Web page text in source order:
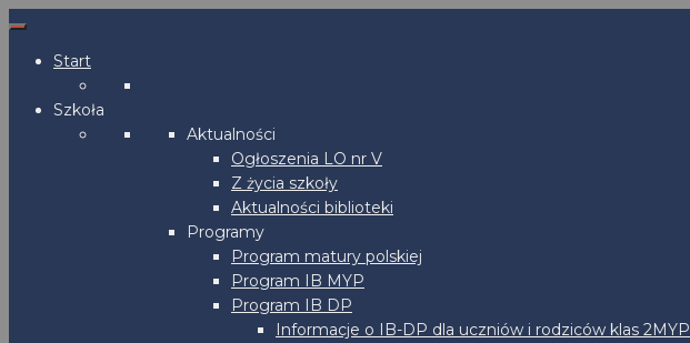
Start
Szkoła
Aktualności
Ogłoszenia LO nr V
Z życia szkoły
Aktualności biblioteki
Programy
Program matury polskiej
Program IB MYP
Program IB DP
Informacje o IB-DP dla uczniów i rodziców klas 2MYP